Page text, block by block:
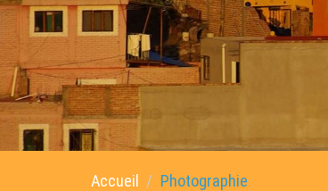
Accueil Photographie